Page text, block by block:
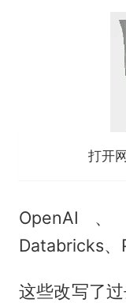
打开
OpenAI、
Databricks
这些改写了